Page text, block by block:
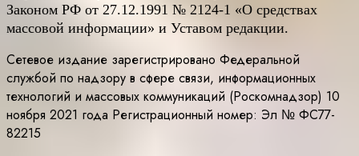
Законом РФ от 27.12.1991 № 2124-1 «О средствах
массовой информации» и Уставом редакции.
Сетевое издание зарегистрировано Федеральной
службой по надзору в сфере связи, информационных
технологий и массовых коммуникаций (Роскомнадзор) 10
ноября 2021 года Регистрационный номер: Эл № ФС77-
82215